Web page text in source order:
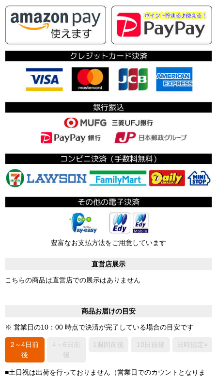
豊富なお支払方法をご用意しています
直営店展示
こちらの商品は直営店での展示はありません
商品お届けの目安
※ 営業日の10：00 時点で決済が完了している場合の目安です
2～4日前
後
4～6日前
後
1週間前後 10日前後 日時指定×
■土日祝は出荷を行っておりません（営業日でのカウントとなりま